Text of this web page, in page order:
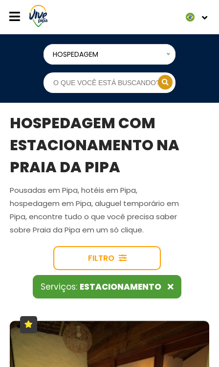
HOSPEDAGEM
HOSPEDAGEM COM
ESTACIONAMENTO NA
PRAIA DA PIPA
Pousadas em Pipa, hotéis em Pipa,
hospedagem em Pipa, aluguel temporário em
Pipa, encontre tudo o que você precisa saber
sobre Praia da Pipa em um só clique.
FILTRO
Serviços: ESTACIONAMENTO